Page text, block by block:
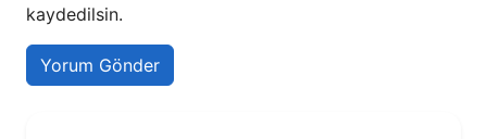
kaydedilsin.